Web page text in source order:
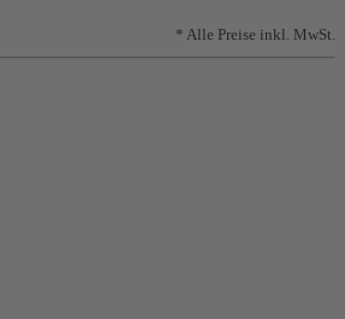
* Alle Preise inkl. MwSt.